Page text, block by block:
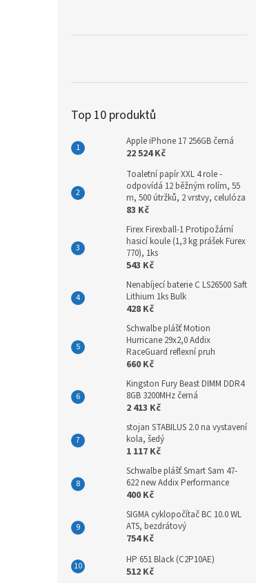
Top 10 produktů
Apple iPhone 17 256GB černá
22 524 Kč
Toaletní papír XXL 4 role -
odpovídá 12 běžným rolím, 55
m, 500 útržků, 2 vrstvy, celulóza
83 Kč
Firex Firexball-1 Protipožární
hasicí koule (1,3 kg prášek Furex
770), 1ks
543 Kč
Nenabíjecí baterie C LS26500 Saft
Lithium 1ks Bulk
428 Kč
Schwalbe plášť Motion
Hurricane 29x2,0 Addix
RaceGuard reflexní pruh
660 Kč
Kingston Fury Beast DIMM DDR4
8GB 3200MHz černá
2 413 Kč
stojan STABILUS 2.0 na vystavení
kola, šedý
1 117 Kč
Schwalbe plášť Smart Sam 47-
622 new Addix Performance
400 Kč
SIGMA cyklopočítač BC 10.0 WL
ATS, bezdrátový
754 Kč
HP 651 Black (C2P10AE)
512 Kč